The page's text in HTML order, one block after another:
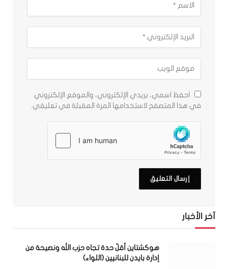
احفظ اسمي، بريدي الإلكتروني، والموقع الإلكتروني
في هذا المتصفح لاستخدامها المرة المقبلة في تعليقي.
آخر الأخبار
هوكشتاين أقلّ حدة تجاه حزب الله ونصيحة من
إدارة بايدن للبنانيين (اللواء)